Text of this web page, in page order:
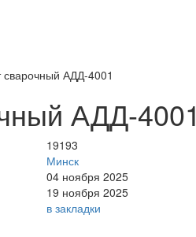
АДД-4001
АДД-4001
19193
Минск
04 ноября 2025
19 ноября 2025
в закладки